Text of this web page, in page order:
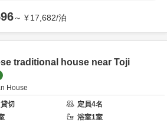
～ ¥17,682/泊
traditional house near Toji
House
切
定員4名
浴室1室